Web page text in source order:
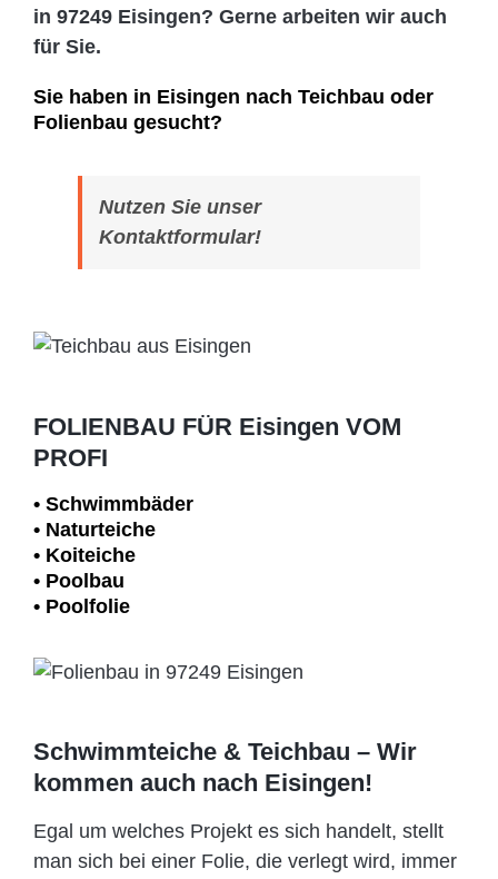
in 97249 Eisingen? Gerne arbeiten wir auch
für Sie.
Sie haben in Eisingen nach Teichbau oder
Folienbau gesucht?
Nutzen Sie unser
Kontaktformular!
FOLIENBAU FÜR Eisingen VOM
PROFI
• Schwimm­bäder
• Naturteiche
• Koiteiche
• Poolbau
• Poolfolie
Schwimmteiche & Teichbau – Wir
kommen auch nach Eisingen!
Egal um welches Projekt es sich handelt, stellt
man sich bei einer Folie, die verlegt wird, immer